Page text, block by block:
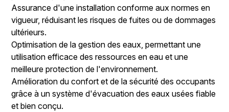
Assurance d'une installation conforme aux normes en
vigueur, réduisant les risques de fuites ou de dommages
ultérieurs.
Optimisation de la gestion des eaux, permettant une
utilisation efficace des ressources en eau et une
meilleure protection de l'environnement.
Amélioration du confort et de la sécurité des occupants
grâce à un système d'évacuation des eaux usées fiable
et bien conçu.